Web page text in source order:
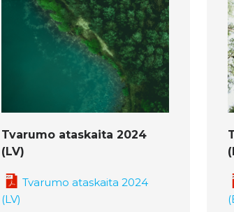
Tvarumo ataskaita 2024
(LV)
Tvarumo ataskaita 2024
(LV)